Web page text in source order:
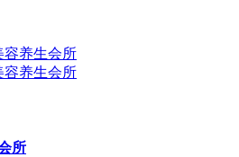
容养生会所
容养生会所
所